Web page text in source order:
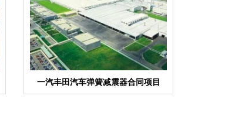
一汽丰田汽车弹簧减震器合同项目